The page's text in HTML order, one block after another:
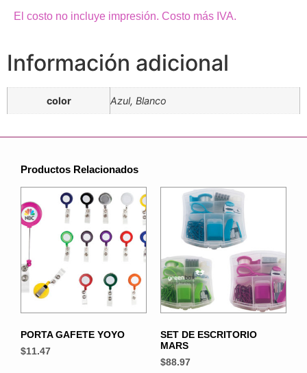
El costo no incluye impresión. Costo más IVA.
Información adicional
color Azul, Blanco
Productos Relacionados
PORTA GAFETE YOYO
$11.47
SET DE ESCRITORIO
MARS
$88.97